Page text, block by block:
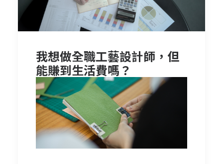
我想做全職工藝設計師，但
能賺到生活費嗎？